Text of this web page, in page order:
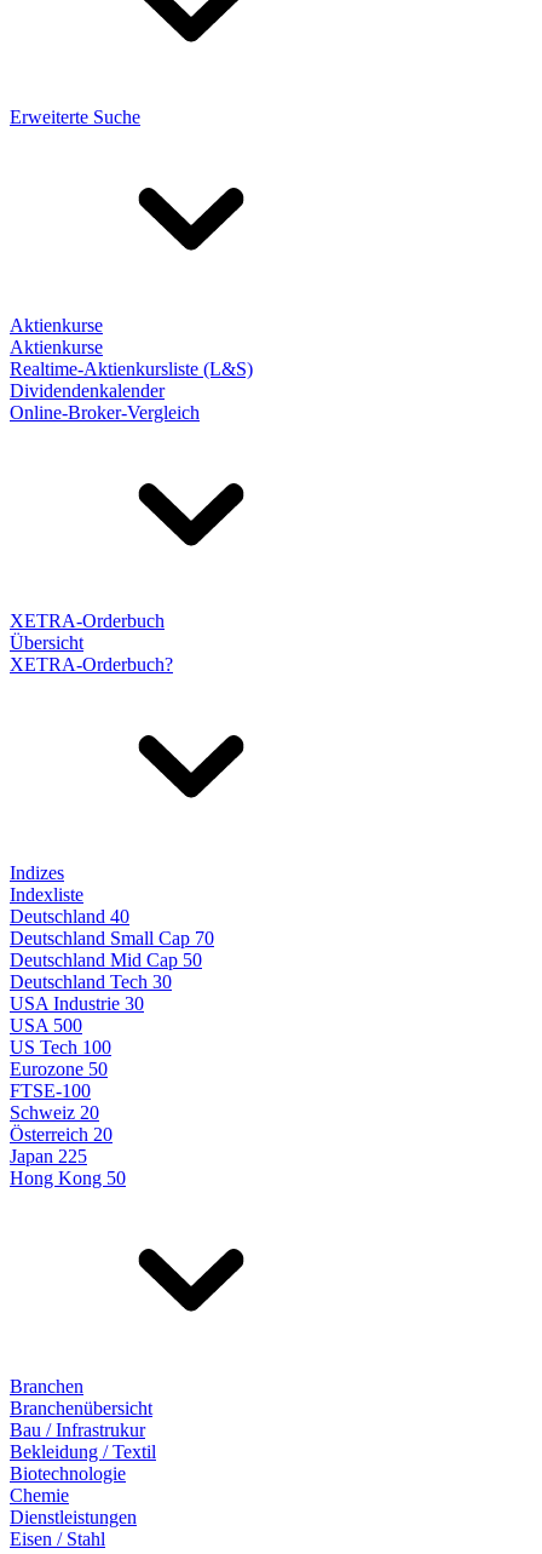
Erweiterte Suche
Aktienkurse
Aktienkurse
Realtime-Aktienkursliste (L&S)
Dividendenkalender
Online-Broker-Vergleich
XETRA-Orderbuch
Übersicht
XETRA-Orderbuch?
Indizes
Indexliste
Deutschland 40
Deutschland Small Cap 70
Deutschland Mid Cap 50
Deutschland Tech 30
USA Industrie 30
USA 500
US Tech 100
Eurozone 50
FTSE-100
Schweiz 20
Österreich 20
Japan 225
Hong Kong 50
Branchen
Branchenübersicht
Bau / Infrastrukur
Bekleidung / Textil
Biotechnologie
Chemie
Dienstleistungen
Eisen / Stahl